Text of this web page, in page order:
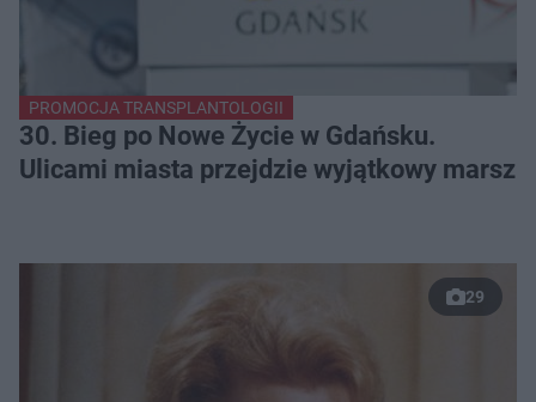
PROMOCJA TRANSPLANTOLOGII
30. Bieg po Nowe Życie w Gdańsku.
Ulicami miasta przejdzie wyjątkowy marsz
29